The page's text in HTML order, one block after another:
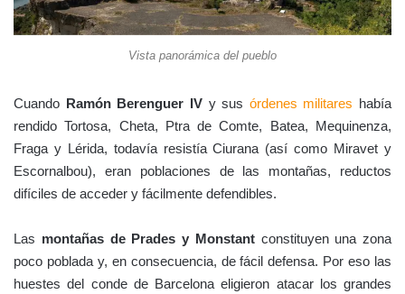
Vista panorámica del pueblo
Cuando Ramón Berenguer IVy sus órdenes militares había
rendido Tortosa, Cheta, Ptra de Comte, Batea, Mequinenza,
Fraga y Lérida, todavía resistía Ciurana (así como Miravet y
Escornalbou), eran poblaciones de las montañas, reductos
difíciles de acceder y fácilmente defendibles.
Las montañas de Prades y Monstantconstituyen una zona
poco poblada y, en consecuencia, de fácil defensa. Por eso las
huestes del conde de Barcelona eligieron atacar los grandes